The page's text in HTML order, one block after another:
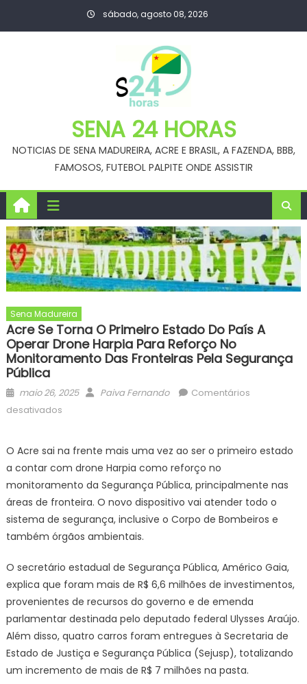
sábado, agosto 08, 2026
SENA 24 HORAS
NOTICIAS DE SENA MADUREIRA, ACRE E BRASIL, A FAZENDA, BBB,
FAMOSOS, FUTEBOL PALPITE ONDE ASSISTIR
Sena Madureira
Acre Se Torna O Primeiro Estado Do País A
Operar Drone Harpia Para Reforço No
Monitoramento Das Fronteiras Pela Segurança
Pública
Posted
on
maio 26, 2025 Author
Paiva Fernando
Comentários
desativadosem
torna
o
primeiro
estado
do
país
operar
drone
harpia
para
no
monitoramento
das
O Acre sai na frente mais uma vez ao ser o primeiro estado
a contar com drone Harpia como reforço no
monitoramento da Segurança Pública, principalmente nas
áreas de fronteira. O novo dispositivo vai atender todo o
sistema de segurança, inclusive o Corpo de Bombeiros e
também órgãos ambientais.
O secretário estadual de Segurança Pública, Américo Gaia,
explica que foram mais de R$ 6,6 milhões de investimentos,
provenientes de recursos do governo e de emenda
parlamentar destinada pelo deputado federal Ulysses Araújo.
Além disso, quatro carros foram entregues à Secretaria de
Estado de Justiça e Segurança Pública (Sejusp), totalizando
um incremento de mais de R$ 7 milhões na pasta.